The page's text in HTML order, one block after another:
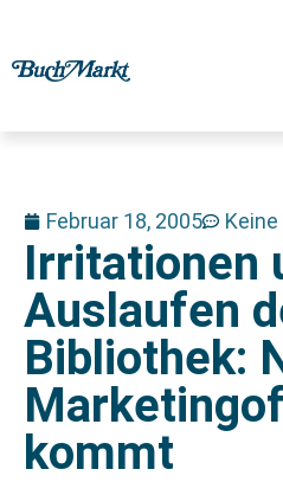
Februar 18, 2005
Irritationen
Auslaufen
Bibliothek:
kommt